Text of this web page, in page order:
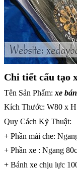
Chi tiết cấu tạo
Tên Sản Phẩm: xe
Kích Thước: W80 x
Quy Cách Kỹ Thuật:
+ Phần mái che:
+ Phần xe : Ngang
+ Bánh xe chịu lực